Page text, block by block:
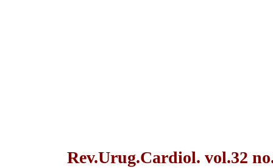
Rev.Urug.Cardiol. vol.32